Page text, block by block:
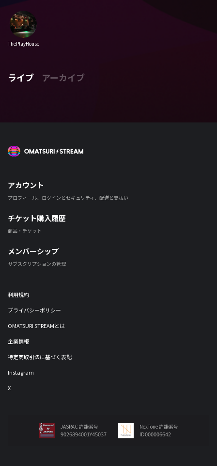
ThePlayHouse
ライブ アーカイブ
アカウント
プロフィール、ログインとセキュリティ、配送と支払い
チケット購入履歴
商品・チケット
メンバーシップ
サブスクリプションの管理
利用規約
プライバシーポリシー
OMATSURI STREAMとは
企業情報
特定商取引法に基づく表記
Instagram
X
JASRAC 許諾番号
9026894001Y45037
NexTone 許諾番号
ID000006642